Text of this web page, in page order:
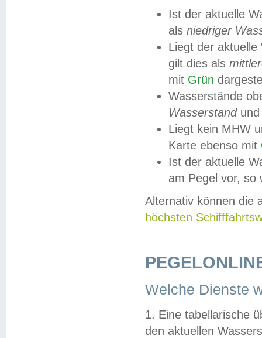
Ist der aktuelle
als niedriger
Liegt der
gilt dies als
mit Grün
Wasserstände
Wasserstandund
Liegt kein MHW
Karte ebenso mit
Ist der aktuelle
am Pegel vor,
Alternativ können die
höchsten
Welche Dienste
1. Eine tabellarische
den aktuellen